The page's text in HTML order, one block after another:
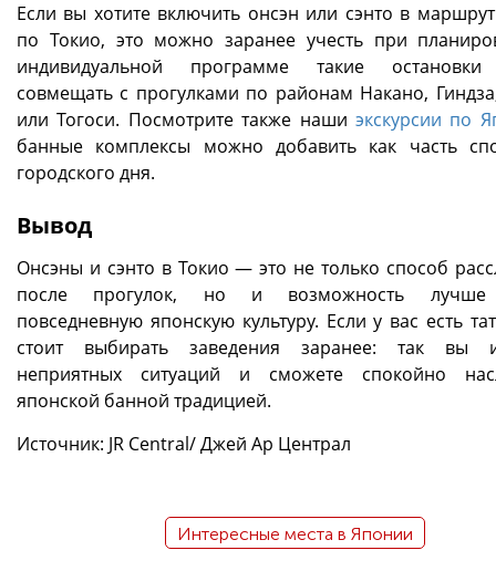
Если вы хотите включить онсэн или сэнто в
по Токио, это можно заранее учесть при
индивидуальной программе такие
совмещать с прогулками по районам Накано,
или Тогоси. Посмотрите также наши экскурсии по
банные комплексы можно добавить как часть
городского дня.
Вывод
Онсэны и сэнто в Токио — это не только способ
после прогулок, но и возможность лучше
повседневную японскую культуру. Если у вас есть
стоит выбирать заведения заранее: так вы
неприятных ситуаций и сможете спокойно
японской банной традицией.
Источник: JR Central/ Джей Ар Централ
Интересные места в Японии